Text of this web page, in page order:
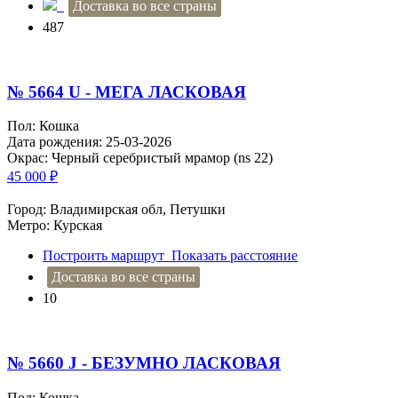
Доставка во все страны
487
№ 5664 U - МЕГА ЛАСКОВАЯ
Пол: Кошка
Дата рождения: 25-03-2026
Окрас: Черный серебристый мрамор (ns 22)
45 000 ₽
Город: Владимирская обл, Петушки
Метро: Курская
Построить маршрут Показать расстояние
Доставка во все страны
10
№ 5660 J - БЕЗУМНО ЛАСКОВАЯ